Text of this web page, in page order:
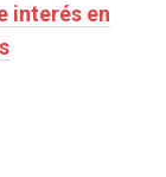
interés en